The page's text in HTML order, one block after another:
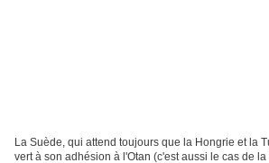
La Suède, qui attend toujours que la Hongrie et la
vert à son adhésion à l'Otan (c'est aussi le cas de